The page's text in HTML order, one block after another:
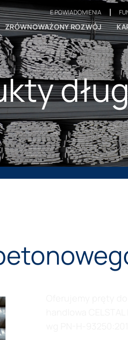
E POWIADOMIENIA |
ZRÓWNOWAŻONY ROZWÓJ